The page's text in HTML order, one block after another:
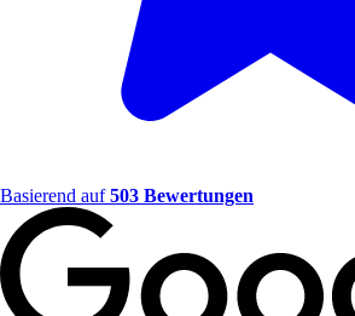
Basierend auf503 Bewertungen